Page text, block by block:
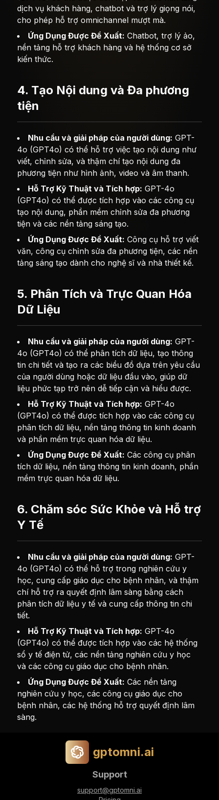
dịch vụ khách hàng, chatbot và trợ lý giọng nói,
cho phép hỗ trợ omnichannel mượt mà.
Ứng Dụng Được Đề Xuất: Chatbot, trợ lý ảo,
nền tảng hỗ trợ khách hàng và hệ thống cơ sở
kiến thức.
4. Tạo Nội dung và Đa phương
tiện
Nhu cầu và giải pháp của người dùng: GPT-
4o (GPT4o) có thể hỗ trợ việc tạo nội dung như
viết, chỉnh sửa, và thậm chí tạo nội dung đa
phương tiện như hình ảnh, video và âm thanh.
Hỗ Trợ Kỹ Thuật và Tích hợp: GPT-4o
(GPT4o) có thể được tích hợp vào các công cụ
tạo nội dung, phần mềm chỉnh sửa đa phương
tiện và các nền tảng sáng tạo.
Ứng Dụng Được Đề Xuất: Công cụ hỗ trợ viết
văn, công cụ chỉnh sửa đa phương tiện, các nền
tảng sáng tạo dành cho nghệ sĩ và nhà thiết kế.
5. Phân Tích và Trực Quan Hóa
Dữ Liệu
Nhu cầu và giải pháp của người dùng: GPT-
4o (GPT4o) có thể phân tích dữ liệu, tạo thông
tin chi tiết và tạo ra các biểu đồ dựa trên yêu cầu
của người dùng hoặc dữ liệu đầu vào, giúp dữ
liệu phức tạp trở nên dễ tiếp cận và hiểu được.
Hỗ Trợ Kỹ Thuật và Tích hợp: GPT-4o
(GPT4o) có thể được tích hợp vào các công cụ
phân tích dữ liệu, nền tảng thông tin kinh doanh
và phần mềm trực quan hóa dữ liệu.
Ứng Dụng Được Đề Xuất: Các công cụ phân
tích dữ liệu, nền tảng thông tin kinh doanh, phần
mềm trực quan hóa dữ liệu.
6. Chăm sóc Sức Khỏe và Hỗ trợ
Y Tế
Nhu cầu và giải pháp của người dùng: GPT-
4o (GPT4o) có thể hỗ trợ trong nghiên cứu y
học, cung cấp giáo dục cho bệnh nhân, và thậm
chí hỗ trợ ra quyết định lâm sàng bằng cách
phân tích dữ liệu y tế và cung cấp thông tin chi
tiết.
Hỗ Trợ Kỹ Thuật và Tích hợp: GPT-4o
(GPT4o) có thể được tích hợp vào các hệ thống
sổ y tế điện tử, các nền tảng nghiên cứu y học
và các công cụ giáo dục cho bệnh nhân.
Ứng Dụng Được Đề Xuất: Các nền tảng
nghiên cứu y học, các công cụ giáo dục cho
bệnh nhân, các hệ thống hỗ trợ quyết định lâm
sàng.
gptomni.ai
Support
support@gptomni.ai